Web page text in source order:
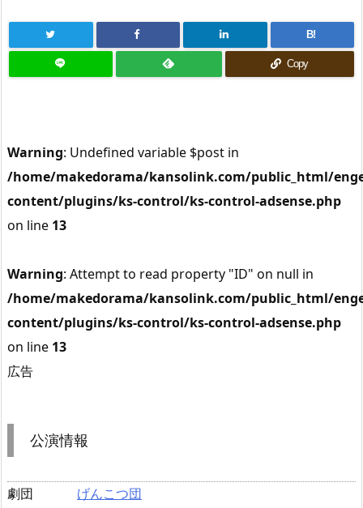
B!
Copy
Warning: Undefined variable $post in
/home/makedorama/kansolink.com/public_html/
content/plugins/ks-control/ks-control-adsense.php
on line 13
Warning: Attempt to read property "ID" on null in
/home/makedorama/kansolink.com/public_html/
content/plugins/ks-control/ks-control-adsense.php
on line 13
広告
公演情報
劇団
げんこつ団